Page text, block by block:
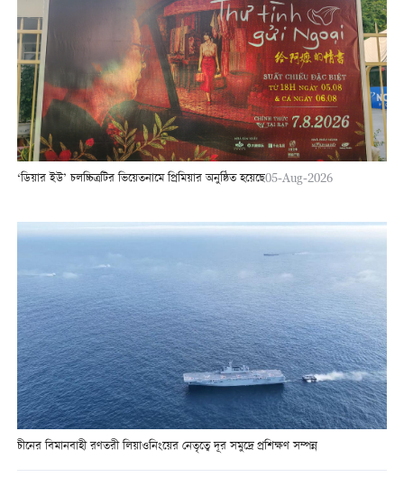
‘ডিয়ার ইউ’ চলচ্চিত্রটির ভিয়েতনামে প্রিমিয়ার অনুষ্ঠিত হয়েছে05-Aug-2026
চীনের বিমানবাহী রণতরী লিয়াওনিংয়ের নেতৃত্বে দূর সমুদ্রে প্রশিক্ষণ সম্পন্ন